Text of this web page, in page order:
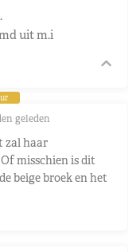
uit m.i
geleden
zal haar
misschien is dit
beige broek en het